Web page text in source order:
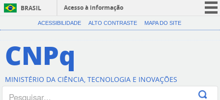
BRASIL
Acesso à informação
CORONAVÍRUS (COVID-19)
Canais
ACESSIBILIDADE ALTO CONTRASTE MAPA DO SITE
CNPq
MINISTÉRIO DA CIÊNCIA, TECNOLOGIA E INOVAÇÕES